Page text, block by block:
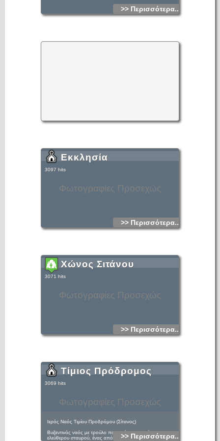
>> Περισσότερα...
Φωτογραφίες Προσεχώς
Εκκλησία
3097 hits
>> Περισσότερα...
Φωτογραφίες Προσεχώς
Χώνος Σιτάνου
3071 hits
>> Περισσότερα...
Φωτογραφίες Προσεχώς
Τίμιος Πρόδρομος
3069 hits
Ιερός Ναός Τιμίου Προδρόμου (Σίτανος)
Βυζαντινός ναός με τρούλο που ανήκει στον τύπο του
ελεύθερου σταυρού, ένας από τους λίγους του τύπου του
>> Περισσότερα...